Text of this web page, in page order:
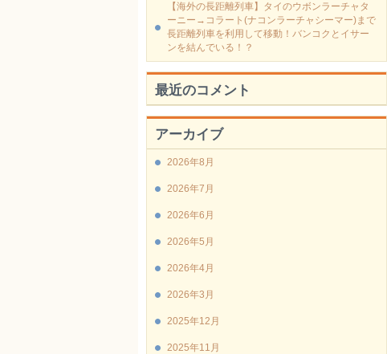
【海外の長距離列車】タイのウボンラーチャタ
ーニー→コラート(ナコンラーチャシーマー)まで
長距離列車を利用して移動！バンコクとイサー
ンを結んでいる！？
最近のコメント
アーカイブ
2026年8月
2026年7月
2026年6月
2026年5月
2026年4月
2026年3月
2025年12月
2025年11月